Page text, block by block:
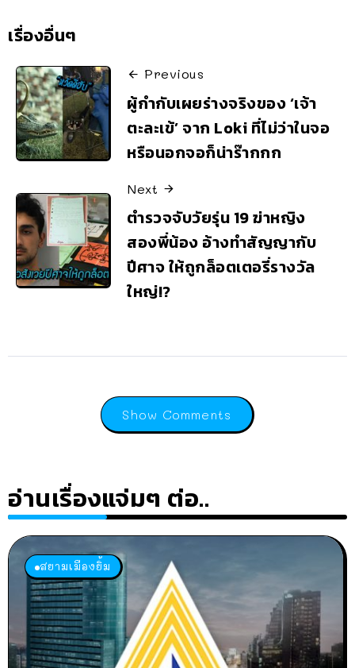
เรื่องอื่นๆ
Previous
ผู้กำกับเผยร่างจริงของ ‘เจ้า
ตะละเข้’ จาก Loki ที่ไม่ว่าในจอ
หรือนอกจอก็น่าร๊ากกก
Next
ตำรวจจับวัยรุ่น 19 ฆ่าหญิง
สองพี่น้อง อ้างทำสัญญากับ
ปีศาจ ให้ถูกล็อตเตอรี่รางวัล
ใหญ่!?
Show Comments
อ่านเรื่องแจ่มๆ ต่อ..
สยามเมืองยิ้ม